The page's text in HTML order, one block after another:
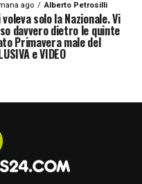
ago Alberto Petrosilli
solo la Nazionale. Vi
davvero dietro le quinte
Primavera male del
e VIDEO